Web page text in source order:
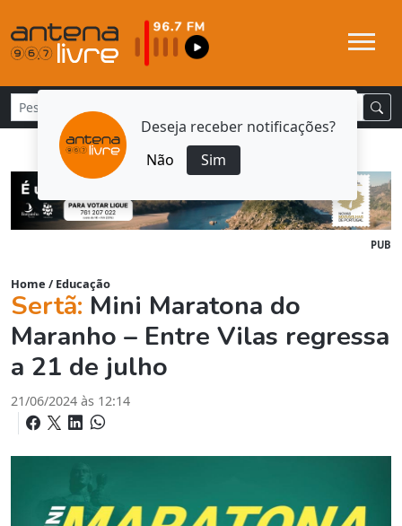
Deseja receber notificações?
Não
Sim
PUB
Home / Educação
Sertã: Mini Maratona do
Maranho – Entre Vilas regressa
a 21 de julho
21/06/2024 às 12:14